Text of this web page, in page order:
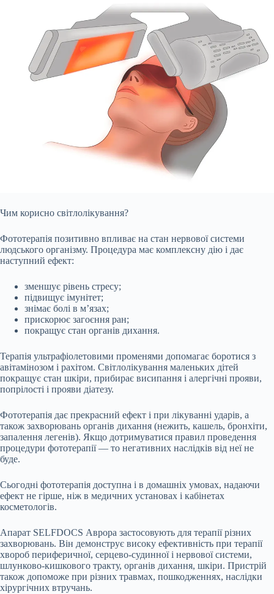
Чим корисно світлолікування?
Фототерапія позитивно впливає на стан нервової системи
людського організму. Процедура має комплексну дію і дає
наступний ефект:
зменшує рівень стресу;
підвищує імунітет;
знімає болі в м’язах;
прискорює загоєння ран;
покращує стан органів дихання.
Терапія ультрафіолетовими променями допомагає боротися з
авітамінозом і рахітом. Світлолікування маленьких дітей
покращує стан шкіри, прибирає висипання і алергічні прояви,
попрілості і прояви діатезу.
Фототерапія дає прекрасний ефект і при лікуванні ударів, а
також захворювань органів дихання (нежить, кашель, бронхіти,
запалення легенів). Якщо дотримуватися правил проведення
процедури фототерапії — то негативних наслідків від неї не
буде.
Сьогодні фототерапія доступна і в домашніх умовах, надаючи
ефект не гірше, ніж в медичних установах і кабінетах
косметологів.
Апарат SELFDOCS Аврора застосовують для терапії різних
захворювань. Він демонструє високу ефективність при терапії
хвороб периферичної, серцево-судинної і нервової системи,
шлунково-кишкового тракту, органів дихання, шкіри. Пристрій
також допоможе при різних травмах, пошкодженнях, наслідки
хірургічних втручань.